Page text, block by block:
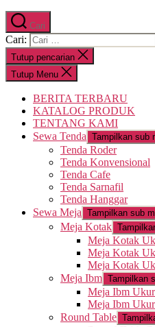
Cari
Cari:
Tutup pencarian
Tutup Menu
BERITA TERBARU
KATALOG PRODUK
TENTANG KAMI
Sewa Tenda Tampilkan sub
Tenda Roder
Tenda Konvensional
Tenda Cafe
Tenda Sarnafil
Tenda Hanggar
Sewa Meja Tampilkan sub
Meja Kotak
Meja Kotak
Meja Kotak
Meja Kotak
Meja Ibm Tampilkan
Meja Ibm
Meja Ibm
Round Table